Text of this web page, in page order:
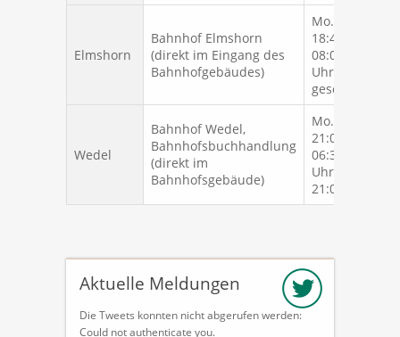
Elmshorn
Bahnhof Elmshorn
(direkt im Eingang des
Bahnhofgebäudes)
Mo. - Fr. 06:15
18:45 Uhr, Sa.
08:00 - 13:00
Uhr, So.
geschlossen
Wedel
Bahnhof Wedel,
Bahnhofsbuchhandlung
(direkt im
Bahnhofsgebäude)
Mo. - Fr. 05:30
21:00 Uhr, Sa.
06:30 - 21:00
Uhr, So. 08:00
21:00 Uhr
Aktuelle Meldungen
Die Tweets konnten nicht abgerufen werden:
Could not authenticate you.